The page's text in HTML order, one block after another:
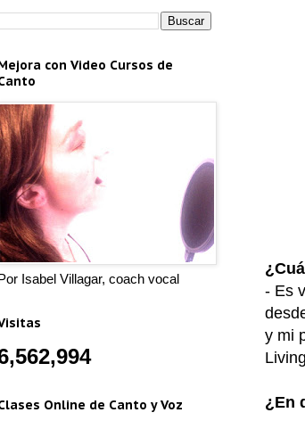
- Es
y mi
¿En
con Video Cursos de
Isabel Villagar, coach vocal
Online de Canto y Voz